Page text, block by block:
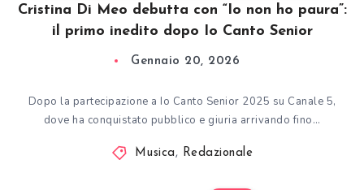
Cristina Di Meo debutta con “Io non ho paura”:
il primo inedito dopo Io Canto Senior
Gennaio 20, 2026
Dopo la partecipazione a Io Canto Senior 2025 su Canale 5,
dove ha conquistato pubblico e giuria arrivando fino…
Musica, Redazionale